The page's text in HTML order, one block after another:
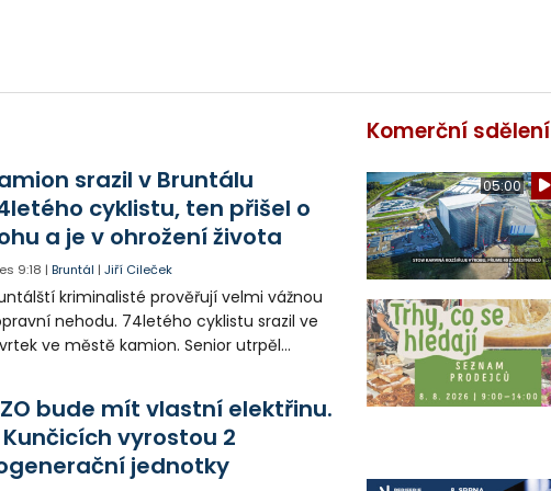
srazil v Bruntálu
cyklistu, ten přišel o
a je v ohrožení života
9:18 |Bruntál |Jiří Cileček
kriminalisté prověřují velmi vážnou
nehodu. 74letého cyklistu srazil ve
ve městě kamion. Senior utrpěl
případné svědky.
bude mít vlastní elektřinu.
Kunčicích vyrostou 2
jednotky
Komerční sdělení
05:00